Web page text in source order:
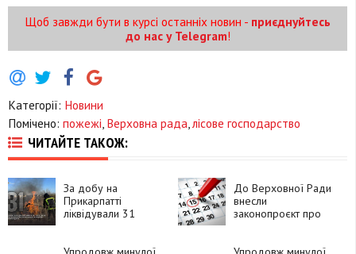
Щоб завжди бути в курсі останніх новин - приєднуйтесь
до нас у Telegram!
Категорії: Новини
Помічено: пожежі, Верховна рада,лісове господарство
ЧИТАЙТЕ ТАКОЖ:
За добу на
Прикарпатті
ліквідували 31
До Верховної Ради
внесли
законопроєкт про